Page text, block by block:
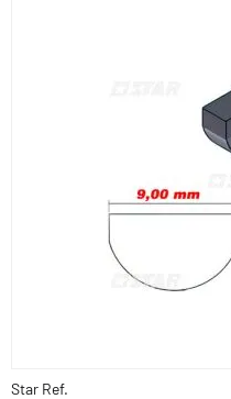
Star Ref.